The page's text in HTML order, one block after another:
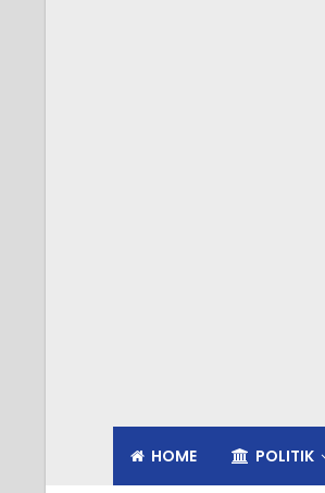
HOME POLITIK